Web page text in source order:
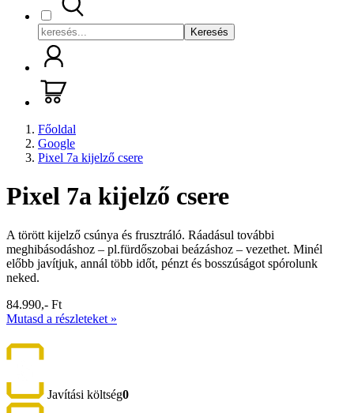
Keresés
Főoldal
Google
Pixel 7a kijelző csere
Pixel 7a kijelző csere
A törött kijelző csúnya és frusztráló. Ráadásul további
meghibásodáshoz – pl.fürdőszobai beázáshoz – vezethet. Minél
előbb javítjuk, annál több időt, pénzt és bosszúságot spórolunk
neked.
84.990,- Ft
Mutasd a részleteket »
Javítási költség0